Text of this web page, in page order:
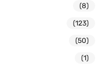
(8)
(123)
(50)
(1)